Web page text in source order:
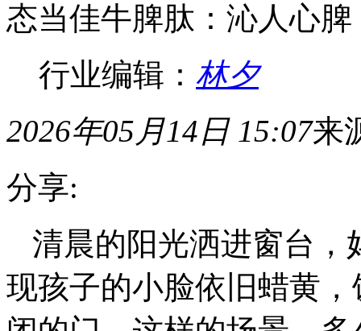
态当佳牛脾肽：沁人心
行业编辑： 林夕
2026年05月14日 15:07来
分享:
清晨的阳光洒进窗台，
现孩子的小脸依旧蜡黄